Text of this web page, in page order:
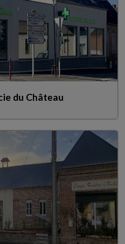
du Château